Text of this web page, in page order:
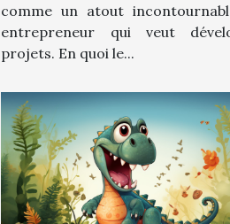
comme un atout
entrepreneur qui veut
projets. En quoi le...